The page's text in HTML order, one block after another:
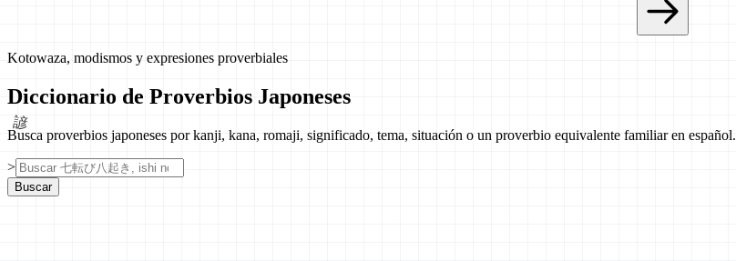
Kotowaza, modismos y expresiones proverbiales
Diccionario de Proverbios Japoneses
Busca proverbios japoneses por kanji, kana, romaji, significado, tema, situación o un proverbio equivalente familiar en español.
>
Buscar
諺